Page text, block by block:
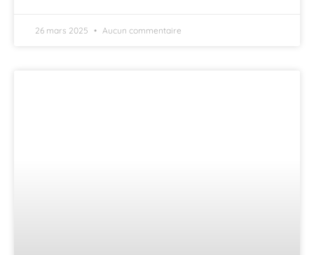
26 mars 2025 Aucun commentaire